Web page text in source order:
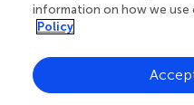
בלוג צרו קשר
information on how we use
Policy